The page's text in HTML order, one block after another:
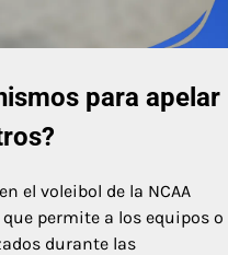
para apelar
el voleibol de la NCAA
permite a los equipos o
durante las